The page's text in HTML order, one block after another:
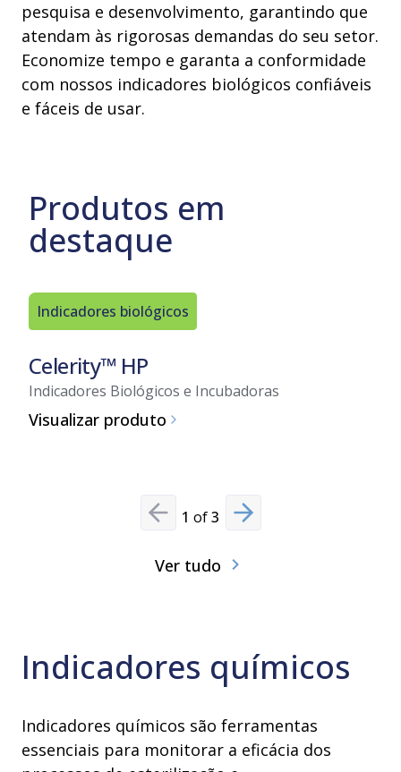
pesquisa e desenvolvimento, garantindo que
atendam às rigorosas demandas do seu setor.
Economize tempo e garanta a conformidade
com nossos indicadores biológicos confiáveis
e fáceis de usar.
Produtos em
destaque
Indicadores biológicos
Celerity™ HP
Indicadores Biológicos e Incubadoras
Visualizar produto
Previous slide
1 of3 Next slide
Ver tudo
Indicadores químicos
Indicadores químicos são ferramentas
essenciais para monitorar a eficácia dos